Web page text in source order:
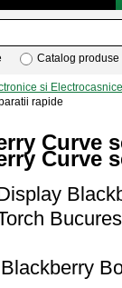
Catalog produse
si Electrocasnice
rapide
Curve
Curve